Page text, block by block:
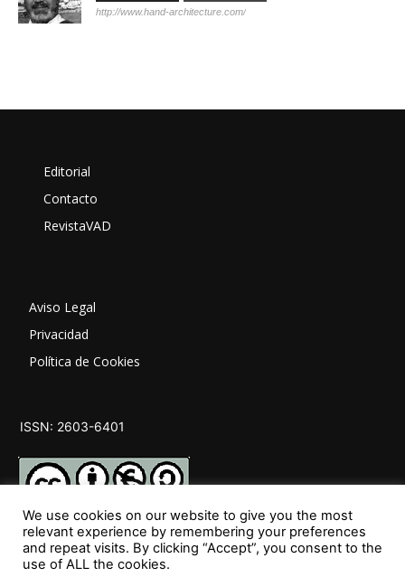
http://www.hand-architecture.com/
Editorial
Contacto
RevistaVAD
Aviso Legal
Privacidad
Política de Cookies
ISSN: 2603-6401
SÍGUENOS
We use cookies on our website to give you the most
relevant experience by remembering your preferences
and repeat visits. By clicking “Accept”, you consent to the
use of ALL the cookies.